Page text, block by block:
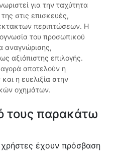
για την ταχύτητα
στις επισκευές,
περιπτώσεων. Η
του προσωπικού
αναγνώρισης,
αξιόπιστης επιλογής.
αποτελούν η
η ευελιξία στην
οχημάτων.
τους παρακάτω
έχουν πρόσβαση